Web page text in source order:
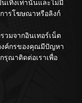
เทิงเท่านั้นและไม่มี
ารโฆษณาหรือลิงก์
มจากอินเทอร์เน็ต
งค์กรของคุณมีปัญหา
รุณาติดต่อเราเพื่อ